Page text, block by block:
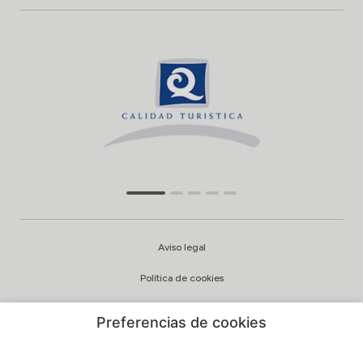
Aviso legal
Política de cookies
Preferencias de cookies